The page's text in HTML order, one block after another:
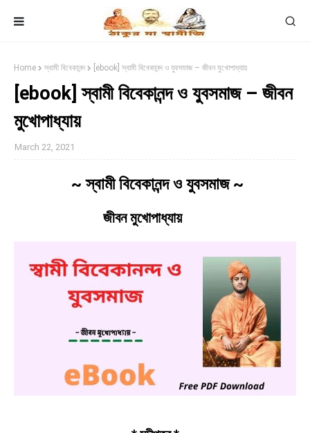
Home স্বামী বিবেকানন্দ [ebook] স্বামী বিবেকানন্দ ও যুবসমাজ – জীবন মুখোপাধ্যায়
[ebook] স্বামী বিবেকানন্দ ও যুবসমাজ – জীবন
মুখোপাধ্যায়
March 22, 2021
~ স্বামী বিবেকানন্দ ও যুবসমাজ ~
জীবন মুখোপাধ্যায়